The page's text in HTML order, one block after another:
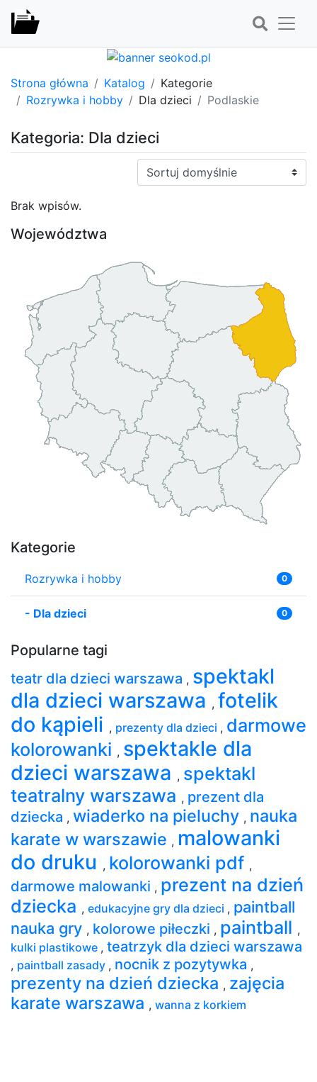
Strona główna Katalog
Kategorie
Rozrywka i hobby
Dla dzieci Podlaskie
Kategoria: Dla dzieci
Sortuj:
Brak wpisów.
Województwa
Kategorie
Rozrywka i hobby 0
- Dla dzieci 0
Popularne tagi
teatr dla dzieci warszawa , spektakl
dla dzieci warszawa , fotelik
do kąpieli , prezenty dla dzieci , darmowe
kolorowanki , spektakle dla
dzieci warszawa , spektakl
teatralny warszawa , prezent dla
dziecka , wiaderko na pieluchy , nauka
karate w warszawie , malowanki
do druku , kolorowanki pdf ,
darmowe malowanki , prezent na dzień
dziecka , edukacyjne gry dla dzieci , paintball
nauka gry , kolorowe piłeczki , paintball ,
kulki plastikowe , teatrzyk dla dzieci warszawa
, paintball zasady , nocnik z pozytywka ,
prezenty na dzień dziecka , zajęcia
karate warszawa , wanna z korkiem